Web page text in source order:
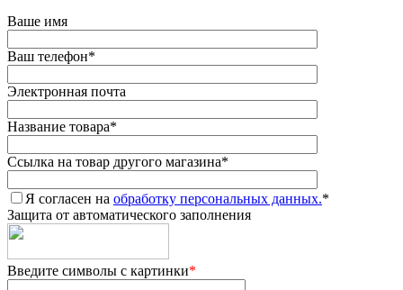
Ваше имя
Ваш телефон*
Электронная почта
Название товара*
Ссылка на товар другого магазина*
Я согласен на обработку персональных данных.*
Защита от автоматического заполнения
Введите символы с картинки*